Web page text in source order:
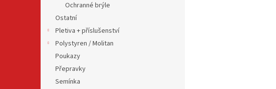
Ochranné brýle
Ostatní
Pletiva + příslušenství
Polystyren / Molitan
Poukazy
Přepravky
Semínka